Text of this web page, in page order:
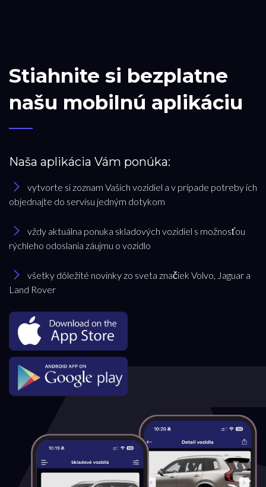
Stiahnite si bezplatne
našu mobilnú aplikáciu
Naša aplikácia Vám ponúka:
vytvorte si zoznam Vašich vozidiel a v prípade potreby ich
objednajte do servisu jedným dotykom
vždy aktuálna ponuka skladových vozidiel s možnosťou
rýchleho odoslania záujmu o vozidlo
všetky dôležité novinky zo sveta značiek Volvo, Jaguar a
Land Rover